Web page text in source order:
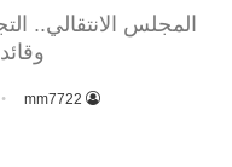
المجلس الانتقالي..
mm7722